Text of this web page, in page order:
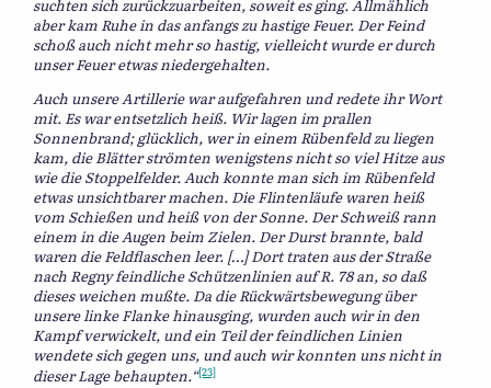
suchten sich zurückzuarbeiten, soweit es ging. Allmählich
aber kam Ruhe in das anfangs zu hastige Feuer. Der Feind
schoß auch nicht mehr so hastig, vielleicht wurde er durch
unser Feuer etwas niedergehalten.
Auch unsere Artillerie war aufgefahren und redete ihr Wort
mit. Es war entsetzlich heiß. Wir lagen im prallen
Sonnenbrand; glücklich, wer in einem Rübenfeld zu liegen
kam, die Blätter strömten wenigstens nicht so viel Hitze aus
wie die Stoppelfelder. Auch konnte man sich im Rübenfeld
etwas unsichtbarer machen. Die Flintenläufe waren heiß
vom Schießen und heiß von der Sonne. Der Schweiß rann
einem in die Augen beim Zielen. Der Durst brannte, bald
waren die Feldflaschen leer. […] Dort traten aus der Straße
nach Regny feindliche Schützenlinien auf R. 78 an, so daß
dieses weichen mußte. Da die Rückwärtsbewegung über
unsere linke Flanke hinausging, wurden auch wir in den
Kampf verwickelt, und ein Teil der feindlichen Linien
wendete sich gegen uns, und auch wir konnten uns nicht in
dieser Lage behaupten.“[23]